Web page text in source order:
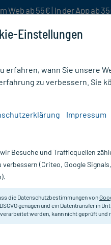
Web ab 55€ | In der App ab
Zeit:Gratis-Versand*
St
Einstellungen
erfahren, wann Sie unsere
zu verbessern. Sie
Impressum
Besuche und Trafficquellen
(Criteo, Google
die Datenschutzbestimmungen von
genügen und ein Datentransfer in
werden, kann nicht geprüft und